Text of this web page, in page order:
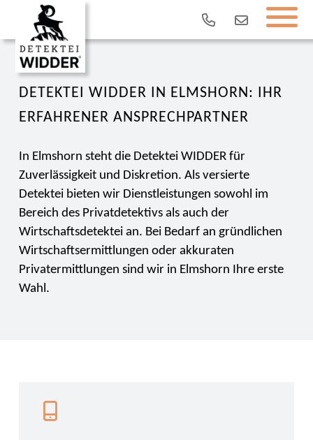
DETEKTEI WIDDER IN ELMSHORN: IHR
ERFAHRENER ANSPRECHPARTNER
In Elmshorn steht die Detektei WIDDER für
Zuverlässigkeit und Diskretion. Als versierte
Detektei bieten wir Dienstleistungen sowohl im
Bereich des Privatdetektivs als auch der
Wirtschaftsdetektei an. Bei Bedarf an gründlichen
Wirtschaftsermittlungen oder akkuraten
Privatermittlungen sind wir in Elmshorn Ihre erste
Wahl.